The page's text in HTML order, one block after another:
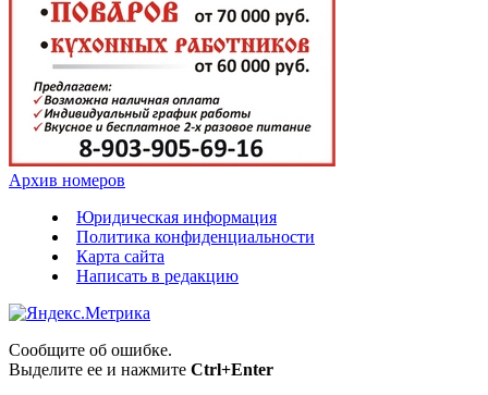
Архив номеров
Юридическая информация
Политика конфиденциальности
Карта сайта
Написать в редакцию
Сообщите об ошибке.
Выделите ее и нажмите Ctrl+Enter